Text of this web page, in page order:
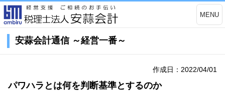
MENU
安蒜会計通信 ～経営一番～
作成日：2022/04/01
パワハラとは何を判断基準とするのか